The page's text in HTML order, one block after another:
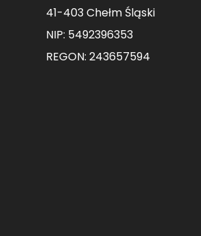
41-403 Chełm Śląski
NIP: 5492396353
REGON: 243657594